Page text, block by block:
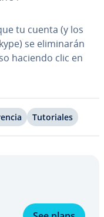
tu cuenta (y los
se eli­mi­na­rán
haciendo clic en
Tu­to­ria­les